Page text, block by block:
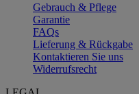
Gebrauch & Pflege
Garantie
FAQs
Lieferung & Rückgabe
Kontaktieren Sie uns
Widerrufsrecht